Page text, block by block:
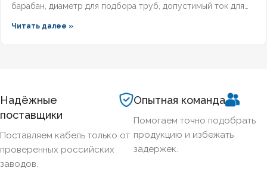
барабан, диаметр для подбора труб, допустимый ток для
алюминиевых бронированных кабелей с изоляцией из
Читать далее »
Надёжные
поставщики
Поставляем кабель только от
проверенных российских
заводов.
Опытная команда
Помогаем точно подобрать
продукцию и избежать
задержек.